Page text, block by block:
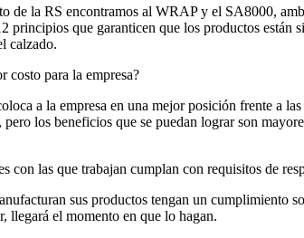
de la RS encontramos al WRAP y el SA8000,
que garanticen que los productos
calzado.
costo para la empresa?
a la empresa en una mejor posición frente a
los beneficios que se puedan lograr son
con las que trabajan cumplan con requisitos de
sus productos tengan un cumplimiento
llegará el momento en que lo hagan.